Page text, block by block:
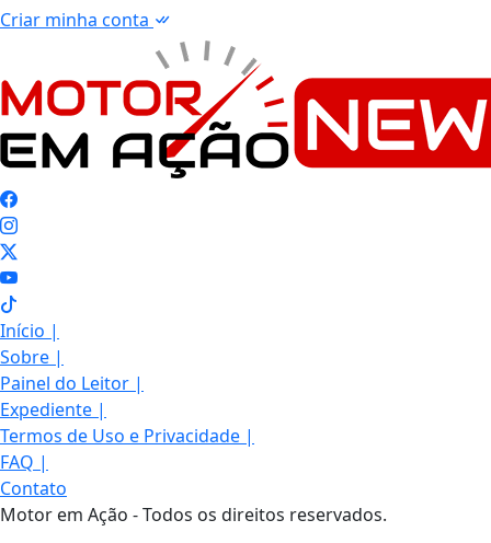
Criar minha conta
Início |
Sobre |
Painel do Leitor |
Expediente |
Termos de Uso e Privacidade |
FAQ |
Contato
Motor em Ação - Todos os direitos reservados.